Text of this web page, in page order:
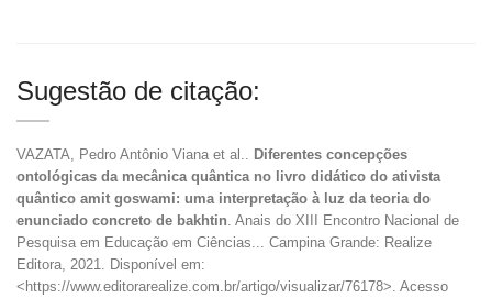
Sugestão de citação:
VAZATA, Pedro Antônio Viana et al.. Diferentes concepções
ontológicas da mecânica quântica no livro didático do ativista
quântico amit goswami: uma interpretação à luz da teoria do
enunciado concreto de bakhtin. Anais do XIII Encontro Nacional de
Pesquisa em Educação em Ciências... Campina Grande: Realize
Editora, 2021. Disponível em:
<https://www.editorarealize.com.br/artigo/visualizar/76178>. Acesso